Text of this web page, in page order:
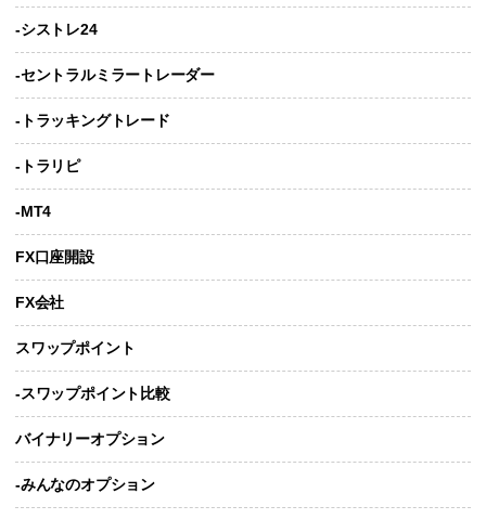
-シストレ24
-セントラルミラートレーダー
-トラッキングトレード
-トラリピ
-MT4
FX口座開設
FX会社
スワップポイント
-スワップポイント比較
バイナリーオプション
-みんなのオプション